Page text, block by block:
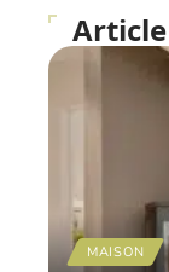
MAISON